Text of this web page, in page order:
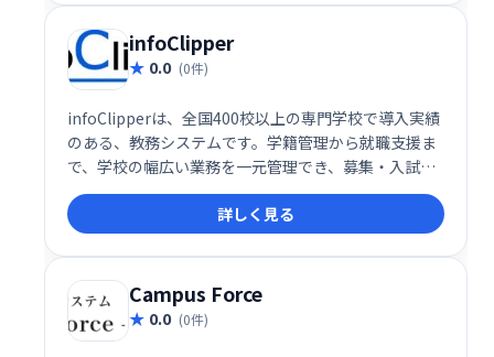
infoClipper
0.0 (0件)
infoClipperは、全国400校以上の専門学校で導入実績
のある、教務システムです。学籍管理から就職支援ま
で、学校の幅広い業務を一元管理でき、募集・入試か
ら成績管理、学生指導、就職活動までを統合的にサポ
ートします。業務効率の大幅な向上を実現し、学校運
営の負担軽減に貢献します。豊富な導入実績に基づく
ノウハウで、最適なシステム運用を支援します。
詳しく見る
Campus Force
0.0 (0件)